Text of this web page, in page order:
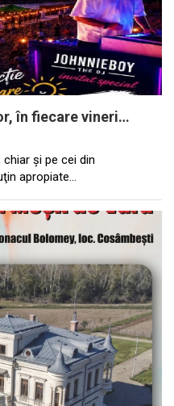
în fiecare vineri…
şi pe cei din
apropiate…